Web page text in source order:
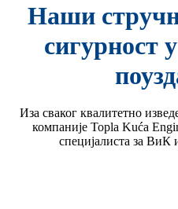
Наши
сигурност
Иза сваког квалитетно
компаније Topla Kuća
специјалиста за ВиК